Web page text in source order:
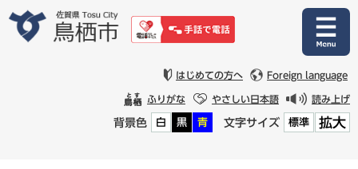
はじめての方へ Foreign language
ふりがな やさしい日本語 読み上げ
背景色 白 黒 青 文字サイズ 標準 拡大